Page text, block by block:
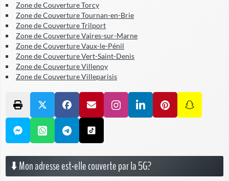
Zone de Couverture Torcy
Zone de Couverture Tournan-en-Brie
Zone de Couverture Trilport
Zone de Couverture Vaires-sur-Marne
Zone de Couverture Vaux-le-Pénil
Zone de Couverture Vert-Saint-Denis
Zone de Couverture Villenoy
Zone de Couverture Villeparisis
⬇️ Mon adresse est-elle couverte par la 5G?